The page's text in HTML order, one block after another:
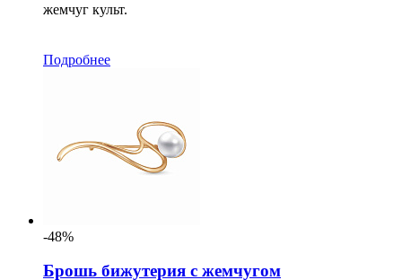
жемчуг культ.
Подробнее
-48%
Брошь бижутерия с жемчугом